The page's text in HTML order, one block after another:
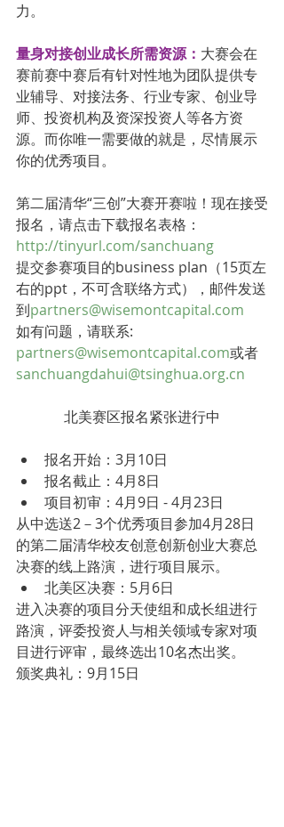
力。
量身对接创业成长所需资源： 大赛会在
赛前赛中赛后有针对性地为团队提供专
业辅导、对接法务、行业专家、创业导
师、投资机构及资深投资人等各方资
源。而你唯一需要做的就是，尽情展示
你的优秀项目。
第二届清华“三创”大赛开赛啦！现在接受
报名，请点击下载报名表格：
http://tinyurl.com/sanchuang
提交参赛项目的business plan（15页左
右的ppt，不可含联络方式），邮件发送
到partners@wisemontcapital.com
如有问题，请联系:
partners@wisemontcapital.com或者
sanchuangdahui@tsinghua.org.cn
北美赛区报名紧张进行中
报名开始：3月10日
报名截止：4月8日
项目初审：4月9日 - 4月23日
从中选送2－3个优秀项目参加4月28日
的第二届清华校友创意创新创业大赛总
决赛的线上路演，进行项目展示。
北美区决赛：5月6日
进入决赛的项目分天使组和成长组进行
路演，评委投资人与相关领域专家对项
目进行评审，最终选出10名杰出奖。
颁奖典礼：9月15日